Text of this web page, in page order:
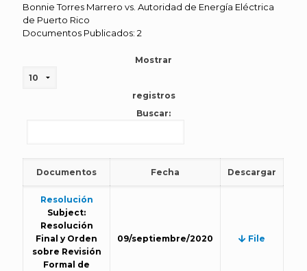
Bonnie Torres Marrero vs. Autoridad de Energía Eléctrica
de Puerto Rico
Documentos Publicados: 2
Mostrar
registros
Buscar:
Documentos Fecha Descargar
Resolución
Subject:
Resolución
Final y Orden
sobre Revisión
Formal de
09/septiembre/2020 File